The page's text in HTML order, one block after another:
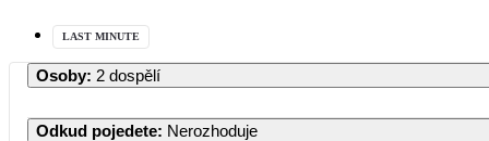
LAST MINUTE
Osoby: 2 dospělí
Odkud pojedete: Nerozhoduje